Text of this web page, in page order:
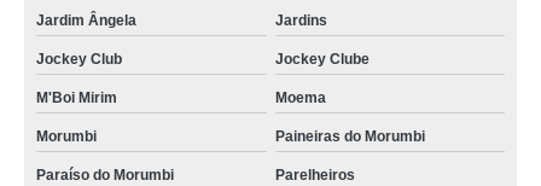
cartão pvc com chip preço Louveira
procuro por cartão pvc para crachá Pompéia
cartões de pvc brancos para crachás Cantareira
cotação de cartão pvc acura Vargem Grande Paulista
Jardim Ângela Jardins
Jockey Club Jockey Clube
M'Boi Mirim Moema
Morumbi Paineiras do Morumbi
Paraíso do Morumbi Parelheiros